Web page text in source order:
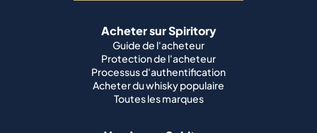
Acheter sur Spiritory
Guide de l'acheteur
Protection de l'acheteur
Processus d'authentification
Acheter du whisky populaire
Toutes les marques